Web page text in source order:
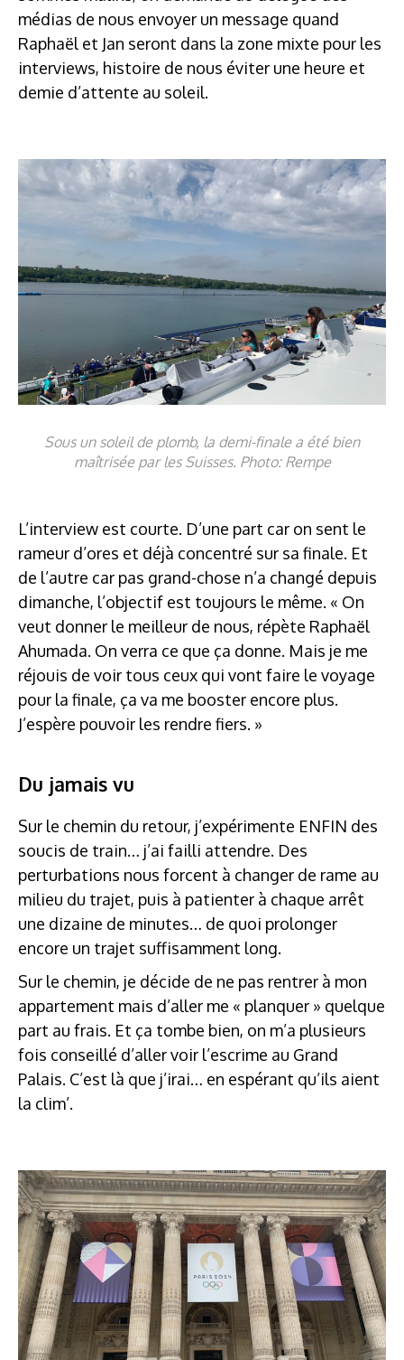
médias de nous envoyer un message quand
Raphaël et Jan seront dans la zone mixte pour les
interviews, histoire de nous éviter une heure et
demie d’attente au soleil.
Sous un soleil de plomb, la demi-finale a été bien
maîtrisée par les Suisses. Photo: Rempe
L’interview est courte. D’une part car on sent le
rameur d’ores et déjà concentré sur sa finale. Et
de l’autre car pas grand-chose n’a changé depuis
dimanche, l’objectif est toujours le même. « On
veut donner le meilleur de nous, répète Raphaël
Ahumada. On verra ce que ça donne. Mais je me
réjouis de voir tous ceux qui vont faire le voyage
pour la finale, ça va me booster encore plus.
J’espère pouvoir les rendre fiers. »
Du jamais vu
Sur le chemin du retour, j’expérimente ENFIN des
soucis de train… j’ai failli attendre. Des
perturbations nous forcent à changer de rame au
milieu du trajet, puis à patienter à chaque arrêt
une dizaine de minutes… de quoi prolonger
encore un trajet suffisamment long.
Sur le chemin, je décide de ne pas rentrer à mon
appartement mais d’aller me « planquer » quelque
part au frais. Et ça tombe bien, on m’a plusieurs
fois conseillé d’aller voir l’escrime au Grand
Palais. C’est là que j’irai… en espérant qu’ils aient
la clim’.